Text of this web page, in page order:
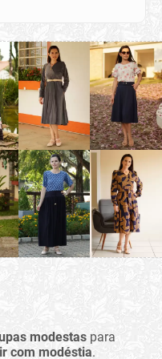
modestas para
com modéstia.